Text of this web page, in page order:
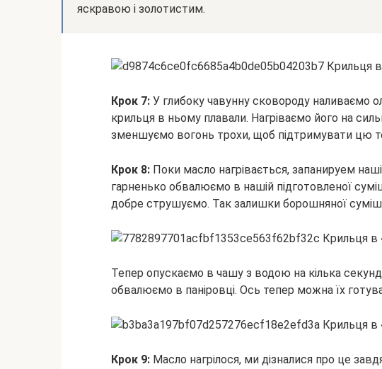
яскравою і золотистим.
Крок 7: У глибоку чавунну сковороду наливаємо
крильця в ньому плавали. Нагріваємо його на
зменшуємо вогонь трохи, щоб підтримувати цю
Крок 8: Поки масло нагрівається, запанируем
гарненько обвалюємо в нашій підготовленої
добре струшуємо. Так залишки борошняної
Тепер опускаємо в чашу з водою на кілька
обвалюємо в паніровці. Ось тепер можна їх
Крок 9: Масло нагрілося, ми дізналися про це